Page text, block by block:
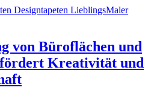
von Büroflächen und
Kreativität und